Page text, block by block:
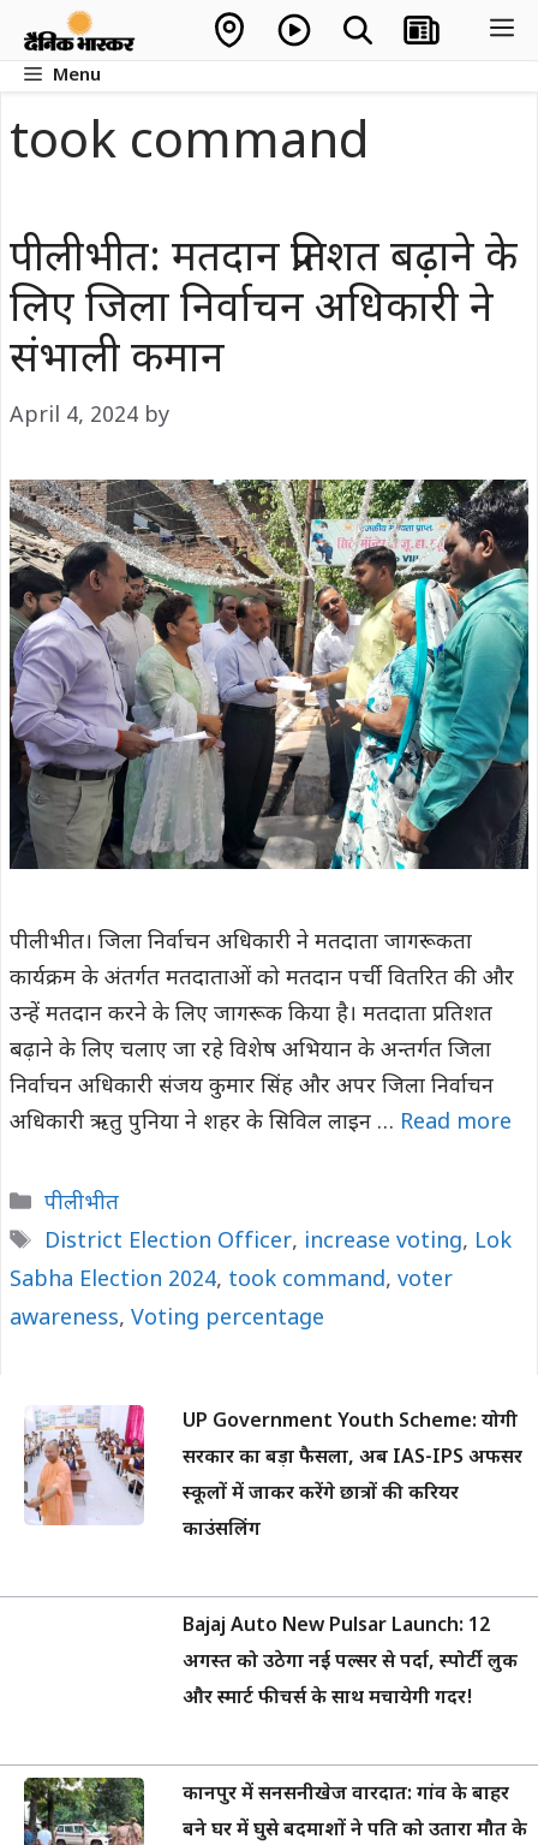
contentMenu
took command
पीलीभीत: मतदान प्रतिशत बढ़ाने के
लिए जिला निर्वाचन अधिकारी ने
संभाली कमान
April 4, 2024 by
पीलीभीत। जिला निर्वाचन अधिकारी ने मतदाता जागरूकता
कार्यक्रम के अंतर्गत मतदाताओं को मतदान पर्ची वितरित की और
उन्हें मतदान करने के लिए जागरूक किया है। मतदाता प्रतिशत
बढ़ाने के लिए चलाए जा रहे विशेष अभियान के अन्तर्गत जिला
निर्वाचन अधिकारी संजय कुमार सिंह और अपर जिला निर्वाचन
अधिकारी ऋतु पुनिया ने शहर के सिविल लाइन … Read more
Categories
पीलीभीत
Tags
District Election Officer, increase voting, Lok
Sabha Election 2024, took command, voter
awareness, Voting percentage
UP Government Youth Scheme: योगी
सरकार का बड़ा फैसला, अब IAS-IPS अफसर
स्कूलों में जाकर करेंगे छात्रों की करियर
काउंसलिंग
Bajaj Auto New Pulsar Launch: 12
अगस्त को उठेगा नई पल्सर से पर्दा, स्पोर्टी लुक
और स्मार्ट फीचर्स के साथ मचायेगी गदर!
कानपुर में सनसनीखेज वारदात: गांव के बाहर
बने घर में घुसे बदमाशों ने पति को उतारा मौत के